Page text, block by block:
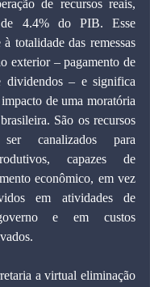
de recursos reais,
4.4% do PIB. Esse
totalidade das remessas
exterior – pagamento de
dividendos – e significa
de uma moratória
São os recursos
canalizados para
capazes de
econômico, em vez
em atividades de
e em custos
a virtual eliminação